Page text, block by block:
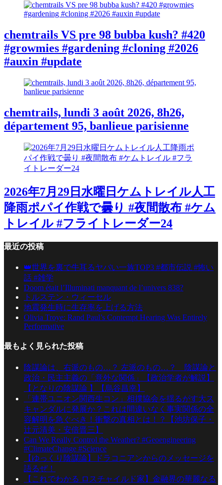
chemtrails VS pre 98 bubba kush? #420
#growmies #gardening #cloning #2026
#auxin #update
chemtrails, lundi 3 août 2026, 8h26,
département 95, banlieue parisienne
2026年7月29日水曜日ケムトレイル人工
降雨ポパイ作戦で曇り #夜間散布 #ケム
トレイル #フライトレーダー24
最近の投稿
👑世界を裏で牛耳るヤバい一族TOP3 #都市伝説 #怖い
話 #雑学
Doom était l’Illuminati manquant de l’univers 838?
トルステン・ウィーセル
地震発生時に生存率を上げる方法
Olivia Troye: Rand Paul’s Contempt Hearing Was Entirely
Performative
最もよく見られた投稿
陰謀論は、右派のもの…？ 左派のもの…？ 陰謀論と
政治・民主主義の「意外な関係」【政治学者が解説】
【となりの陰謀論 】【烏谷昌幸】
「連帯ユニオン関西生コン」相撲協会を揺るがす大ス
キャンダルに発展か？これは間違いなく事実関係の全
容解明を急ぐべき！衝撃の真相とは！？【池坊保子・
辻元清美・安倍晋三】
Can We Really Control the Weather? #Geoengineering
#ClimateChange #Science
【ゆっくり陰謀論】ドラコニアンからのメッセージを
語るぜ！
【これでわかる ロスチャイルド家】金融界の華麗なる